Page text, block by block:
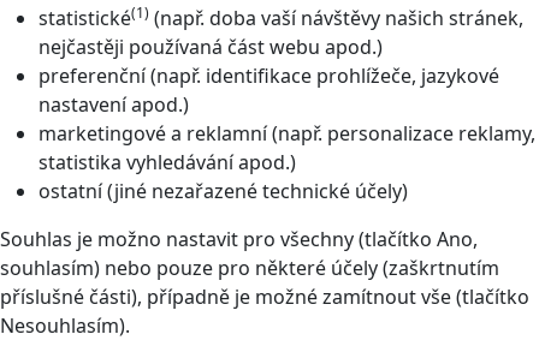
statistické(1) (např. doba vaší návštěvy našich stránek,
nejčastěji používaná část webu apod.)
preferenční (např. identifikace prohlížeče, jazykové
nastavení apod.)
marketingové a reklamní (např. personalizace reklamy,
statistika vyhledávání apod.)
ostatní (jiné nezařazené technické účely)
Souhlas je možno nastavit pro všechny (tlačítko Ano,
souhlasím) nebo pouze pro některé účely (zaškrtnutím
příslušné části), případně je možné zamítnout vše (tlačítko
Nesouhlasím).